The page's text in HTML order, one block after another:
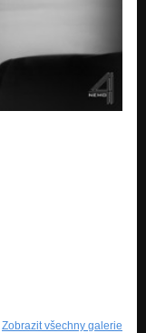
Zobrazit všechny galerie